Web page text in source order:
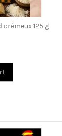
125 g